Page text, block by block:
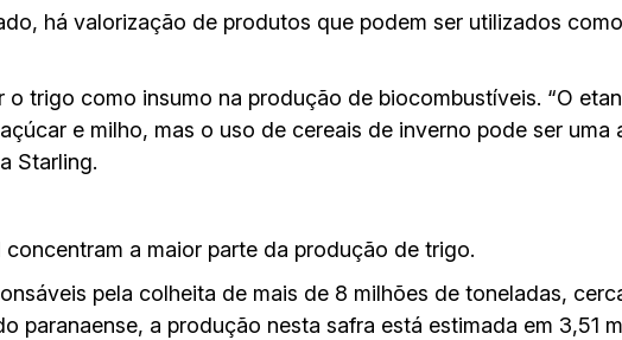
há valorização de produtos que podem ser utilizados
o trigo como insumo na produção de biocombustíveis. “O
e milho, mas o uso de cereais de inverno pode ser uma
Starling.
concentram a maior parte da produção de trigo.
pela colheita de mais de 8 milhões de toneladas,
paranaense, a produção nesta safra está estimada em 3,51